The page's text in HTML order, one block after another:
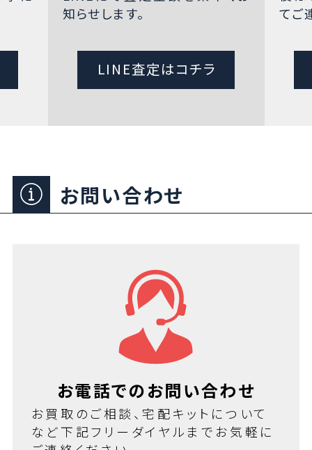
知らせします。
LINE査定はコチラ
てご
お問い合わせ
お電話でのお問い合わせ
お買取のご相談、宅配キットについて
など下記フリーダイヤルまでお気軽に